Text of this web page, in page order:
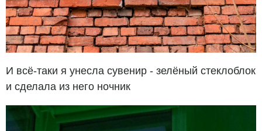
И всё-таки я унесла сувенир - зелёный стеклоблок
и сделала из него ночник